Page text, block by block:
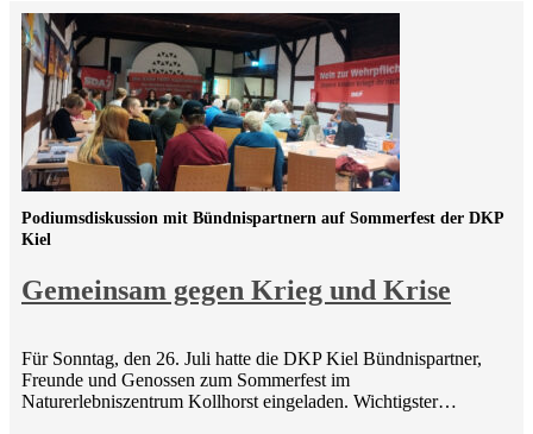
Gemeinsam gegen Krieg und Krise
Podiumsdiskussion mit Bündnispartnern auf Sommerfest der DKP
Kiel
Für Sonntag, den 26. Juli hatte die DKP Kiel Bündnispartner,
Freunde und Genossen zum Sommerfest im
Naturerlebniszentrum Kollhorst eingeladen. Wichtigster…